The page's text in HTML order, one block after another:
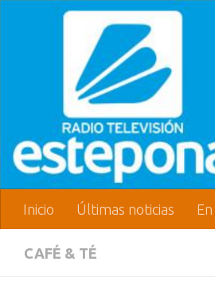
Inicio Últimas noticias
CAFÉ & TÉ